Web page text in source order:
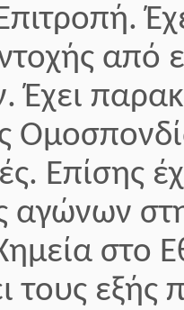
από
Έχει
Επίσης
αγώνων
στο
τους εξής